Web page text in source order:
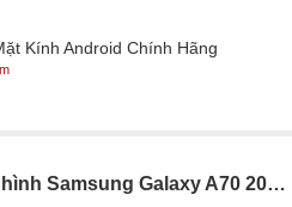
Kính Android Chính Hãng
Reviews - Đánh giá Màn hình Samsung Galaxy A70 2019 (A705)